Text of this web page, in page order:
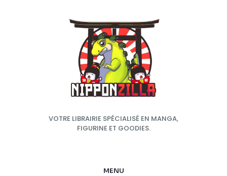
VOTRE LIBRAIRIE SPÉCIALISÉ EN MANGA,
FIGURINE ET GOODIES.
MENU